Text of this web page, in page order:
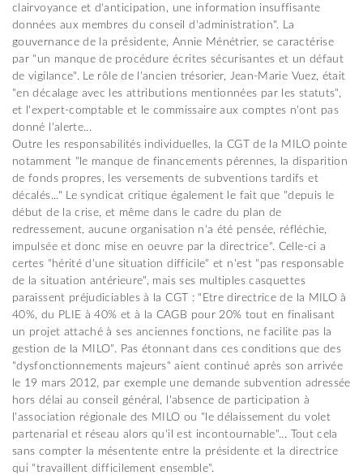
clairvoyance et d'anticipation, une information insuffisante
données aux membres du conseil d'administration". La
gouvernance de la présidente, Annie Ménétrier, se caractérise
par "un manque de procédure écrites sécurisantes et un défaut
de vigilance". Le rôle de l'ancien trésorier, Jean-Marie Vuez, était
"en décalage avec les attributions mentionnées par les statuts",
et l'expert-comptable et le commissaire aux comptes n'ont pas
donné l'alerte...
Outre les responsabilités individuelles, la CGT de la MILO pointe
notamment "le manque de financements pérennes, la disparition
de fonds propres, les versements de subventions tardifs et
décalés..." Le syndicat critique également le fait que "depuis le
début de la crise, et même dans le cadre du plan de
redressement, aucune organisation n'a été pensée, réfléchie,
impulsée et donc mise en oeuvre par la directrice". Celle-ci a
certes "hérité d'une situation difficile" et n'est "pas responsable
de la situation antérieure", mais ses multiples casquettes
paraissent préjudiciables à la CGT : "Etre directrice de la MILO à
40%, du PLIE à 40% et à la CAGB pour 20% tout en finalisant
un projet attaché à ses anciennes fonctions, ne facilite pas la
gestion de la MILO". Pas étonnant dans ces conditions que des
"dysfonctionnements majeurs" aient continué après son arrivée
le 19 mars 2012, par exemple une demande subvention adressée
hors délai au conseil général, l'absence de participation à
l'association régionale des MILO ou "le délaissement du volet
partenarial et réseau alors qu'il est incontournable"... Tout cela
sans compter la mésentente entre la présidente et la directrice
qui "travaillent difficilement ensemble".